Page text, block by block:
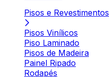
Pisos e Revestimentos
Pisos Vinílicos
Piso Laminado
Pisos de Madeira
Painel Ripado
Rodapés